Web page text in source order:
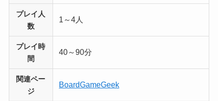
プレイ人
数
1～4人
プレイ時
間
40～90分
関連ペー
ジ
BoardGameGeek